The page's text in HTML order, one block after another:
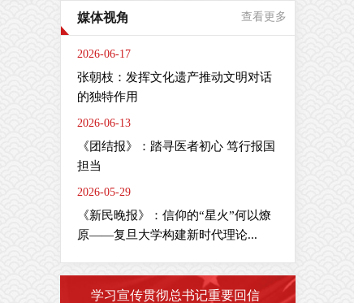
媒体视角 查看更多
2026-06-17
张朝枝：发挥文化遗产推动文明对话
的独特作用
2026-06-13
《团结报》：踏寻医者初心 笃行报国
担当
2026-05-29
《新民晚报》：信仰的“星火”何以燎
原——复旦大学构建新时代理论...
学习宣传贯彻总书记重要回信